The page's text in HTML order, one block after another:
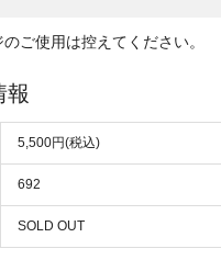
ご使用は控えてください。
報
5,500円(税込)
692
SOLD OUT